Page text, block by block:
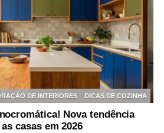
DE INTERIORES DICAS DE COZINHA
Nova tendência
casas em 2026